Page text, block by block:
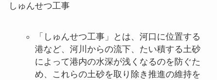
しゅんせつ工事
「しゅんせつ工事」とは、河口に位置する
港など、河川からの流下、たい積する土砂
によって港内の水深が浅くなるのを防ぐた
め、これらの土砂を取り除き推進の維持を